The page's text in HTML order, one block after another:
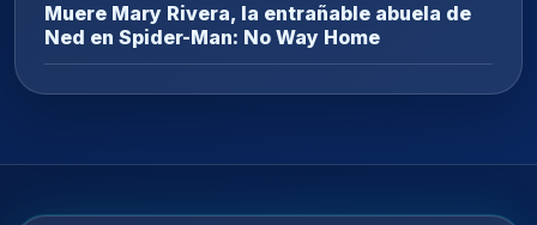
Muere Mary Rivera, la entrañable abuela de
Ned en Spider-Man: No Way Home